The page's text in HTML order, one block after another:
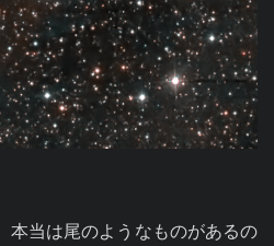
本当は尾のようなものがあるの